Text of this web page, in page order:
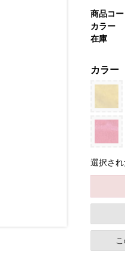
商品コー
カラー
在庫
カラー
選択さ